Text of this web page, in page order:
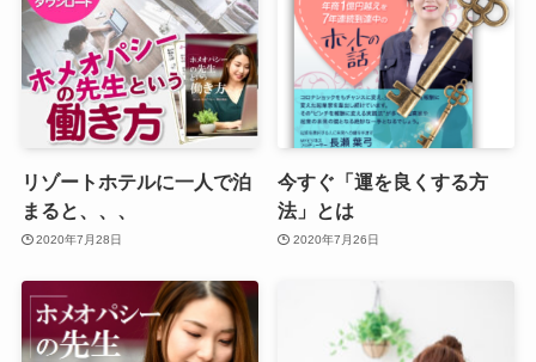
リゾートホテルに一人で泊
まると、、、
2020年7月28日
今すぐ「運を良くする方
法」とは
2020年7月26日